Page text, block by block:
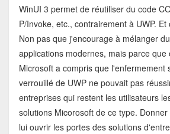
WinUI 3 permet de réutiliser du code
P/Invoke, etc., contrairement à UWP. Et
Non pas que j'encourage à mélanger
applications modernes, mais parce que
Microsoft a compris que l'enfermement
verrouillé de UWP ne pouvait pas
entreprises qui restent les utilisateurs
solutions Micorosoft de ce type.
lui ouvrir les portes des solutions